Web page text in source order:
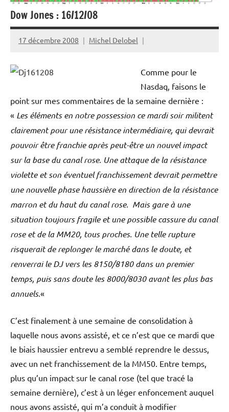
Dow Jones : 16/12/08
17 décembre 2008 Michel Delobel
Comme pour le
Nasdaq, faisons le
point sur mes commentaires de la semaine dernière :
« Les éléments en notre possession ce mardi soir militent
clairement pour une résistance intermédiaire, qui devrait
pouvoir être franchie après peut-être un nouvel impact
sur la base du canal rose. Une attaque de la résistance
violette et son éventuel franchissement devrait permettre
une nouvelle phase haussière en direction de la résistance
marron et du haut du canal rose. Mais gare à une
situation toujours fragile et une possible cassure du canal
rose et de la MM20, tous proches. Une telle rupture
risquerait de replonger le marché dans le doute, et
renverrai le DJ vers les 8150/8180 dans un premier
temps, puis sans doute les 8000/8030 avant les plus bas
annuels.«
C’est finalement à une semaine de consolidation à
laquelle nous avons assisté, et ce n’est que ce mardi que
le biais haussier entrevu a semblé reprendre le dessus,
avec un net franchissement de la MM50. Entre temps,
plus qu’un impact sur le canal rose (tel que tracé la
semaine dernière), c’est à un léger enfoncement auquel
nous avons assisté, qui m’a conduit à modifier